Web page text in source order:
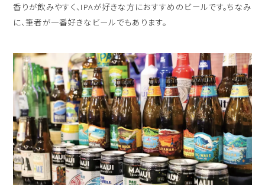
香りが飲みやすく、IPAが好きな方におすすめのビールです。ちなみ
に、筆者が一番好きなビールでもあります。